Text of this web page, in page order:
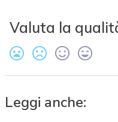
Valuta la
Leggi anche: